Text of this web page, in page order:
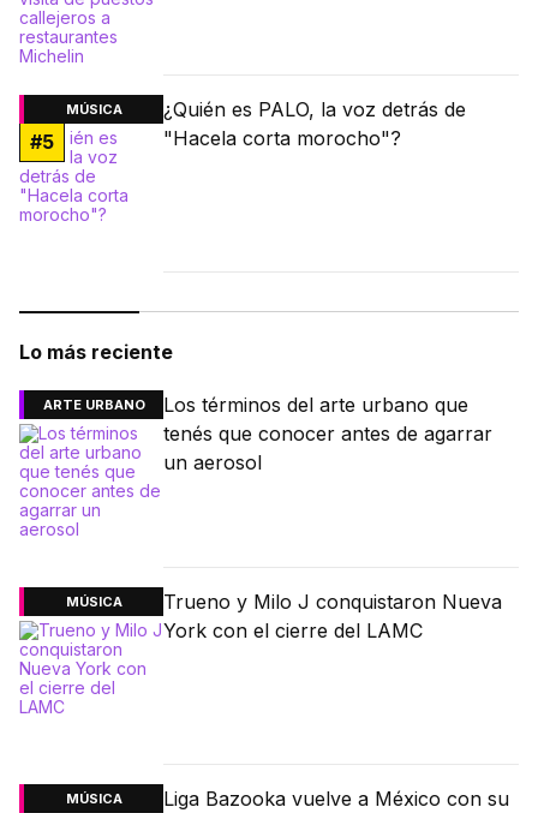
MÚSICA
#5
¿Quién es PALO, la voz detrás de
"Hacela corta morocho"?
Lo más reciente
ARTE URBANO
Los términos del arte urbano que
tenés que conocer antes de agarrar
un aerosol
MÚSICA
Trueno y Milo J conquistaron Nueva
York con el cierre del LAMC
MÚSICA
Liga Bazooka vuelve a México con su